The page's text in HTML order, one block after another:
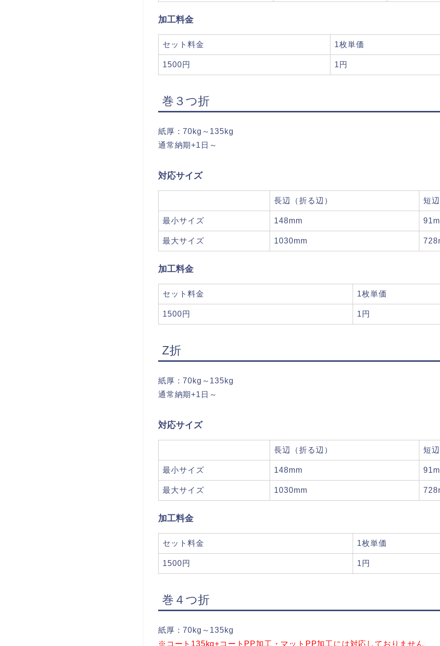
加工料金
セット料金 1枚単価
1500円 1円
巻３つ折
紙厚：70kg～135kg
通常納期+1日～
対応サイズ
長辺（折る辺） 短辺
最小サイズ 148mm
最大サイズ 1030mm
加工料金
セット料金 1枚単価
1500円 1円
Z折
紙厚：70kg～135kg
通常納期+1日～
対応サイズ
長辺（折る辺） 短辺
最小サイズ 148mm
最大サイズ 1030mm
加工料金
セット料金 1枚単価
1500円 1円
巻４つ折
紙厚：70kg～135kg
※コート135kg+コートPP加工・マットPP加工には対応しておりません